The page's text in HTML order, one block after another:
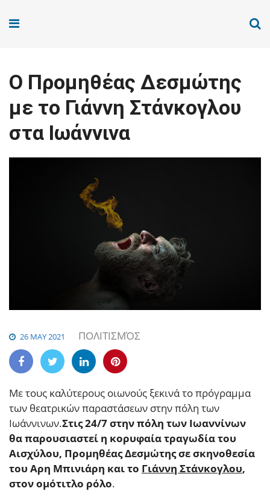
Ο Προμηθέας Δεσμώτης
με το Γιάννη Στάνκογλου
στα Ιωάννινα
26 MAY 2021 ΠΟΛΙΤΙΣΜΌΣ
Με τους καλύτερους οιωνούς ξεκινά το πρόγραμμα
των θεατρικών παραστάσεων στην πόλη των
Ιωάννινων.Στις 24/7 στην πόλη των Ιωαννίνων
θα παρουσιαστεί η κορυφαία τραγωδία του
Αισχύλου, Προμηθέας Δεσμώτης σε σκηνοθεσία
του Αρη Μπινιάρη και το Γιάννη Στάνκογλου,
στον ομότιτλο ρόλο.